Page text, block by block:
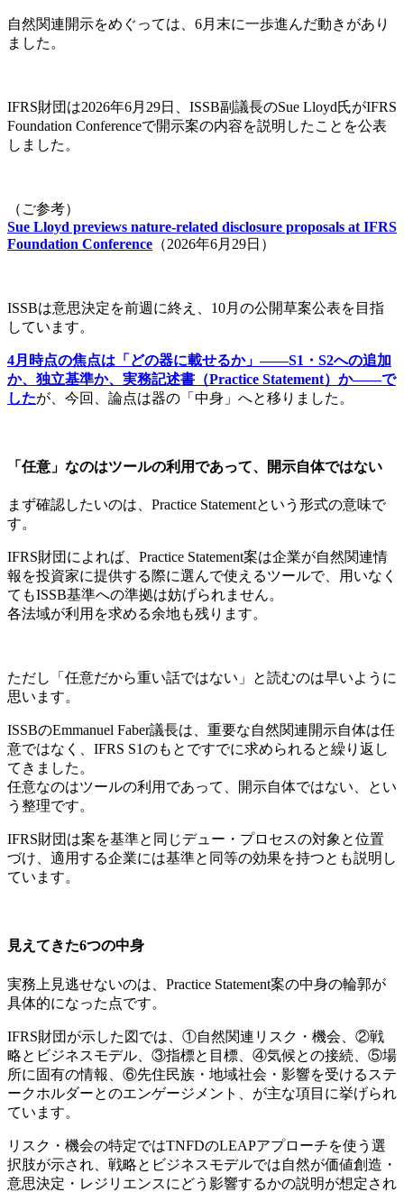
自然関連開示をめぐっては、6月末に一歩進んだ動きがあり
ました。
IFRS財団は2026年6月29日、ISSB副議長のSue Lloyd氏がIFRS
Foundation Conferenceで開示案の内容を説明したことを公表
しました。
（ご参考）
Sue Lloyd previews nature-related disclosure proposals at IFRS
Foundation Conference （2026年6月29日）
ISSBは意思決定を前週に終え、10月の公開草案公表を目指
しています。
4月時点の焦点は「どの器に載せるか」――S1・S2への追加
か、独立基準か、実務記述書（Practice Statement）か――で
したが、今回、論点は器の「中身」へと移りました。
「任意」なのはツールの利用であって、開示自体ではない
まず確認したいのは、Practice Statementという形式の意味で
す。
IFRS財団によれば、Practice Statement案は企業が自然関連情
報を投資家に提供する際に選んで使えるツールで、用いなく
てもISSB基準への準拠は妨げられません。
各法域が利用を求める余地も残ります。
ただし「任意だから重い話ではない」と読むのは早いように
思います。
ISSBのEmmanuel Faber議長は、重要な自然関連開示自体は任
意ではなく、IFRS S1のもとですでに求められると繰り返し
てきました。
任意なのはツールの利用であって、開示自体ではない、とい
う整理です。
IFRS財団は案を基準と同じデュー・プロセスの対象と位置
づけ、適用する企業には基準と同等の効果を持つとも説明し
ています。
見えてきた6つの中身
実務上見逃せないのは、Practice Statement案の中身の輪郭が
具体的になった点です。
IFRS財団が示した図では、①自然関連リスク・機会、②戦
略とビジネスモデル、③指標と目標、④気候との接続、⑤場
所に固有の情報、⑥先住民族・地域社会・影響を受けるステ
ークホルダーとのエンゲージメント、が主な項目に挙げられ
ています。
リスク・機会の特定ではTNFDのLEAPアプローチを使う選
択肢が示され、戦略とビジネスモデルでは自然が価値創造・
意思決定・レジリエンスにどう影響するかの説明が想定され